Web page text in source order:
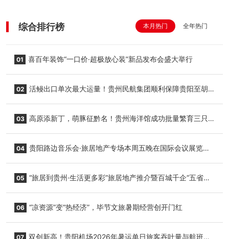
综合排行榜 本月热门 全年热门
01 喜百年装饰“一口价·超极放心装”新品发布会盛大举行
02 活鳗出口单次最大运量！贵州民航集团顺利保障贵阳至胡
03 高原添新丁，萌豚征黔名！贵州海洋馆成功批量繁育三只
04 贵阳路边音乐会·旅居地产专场本周五晚在国际会议展览中
05 “旅居到贵州·生活更多彩”旅居地产推介暨百城千企“五省
06 “凉资源”变“热经济”，毕节文旅暑期经营创开门红
07 双创新高！贵阳机场2026年暑运单日旅客吞吐量与航班起